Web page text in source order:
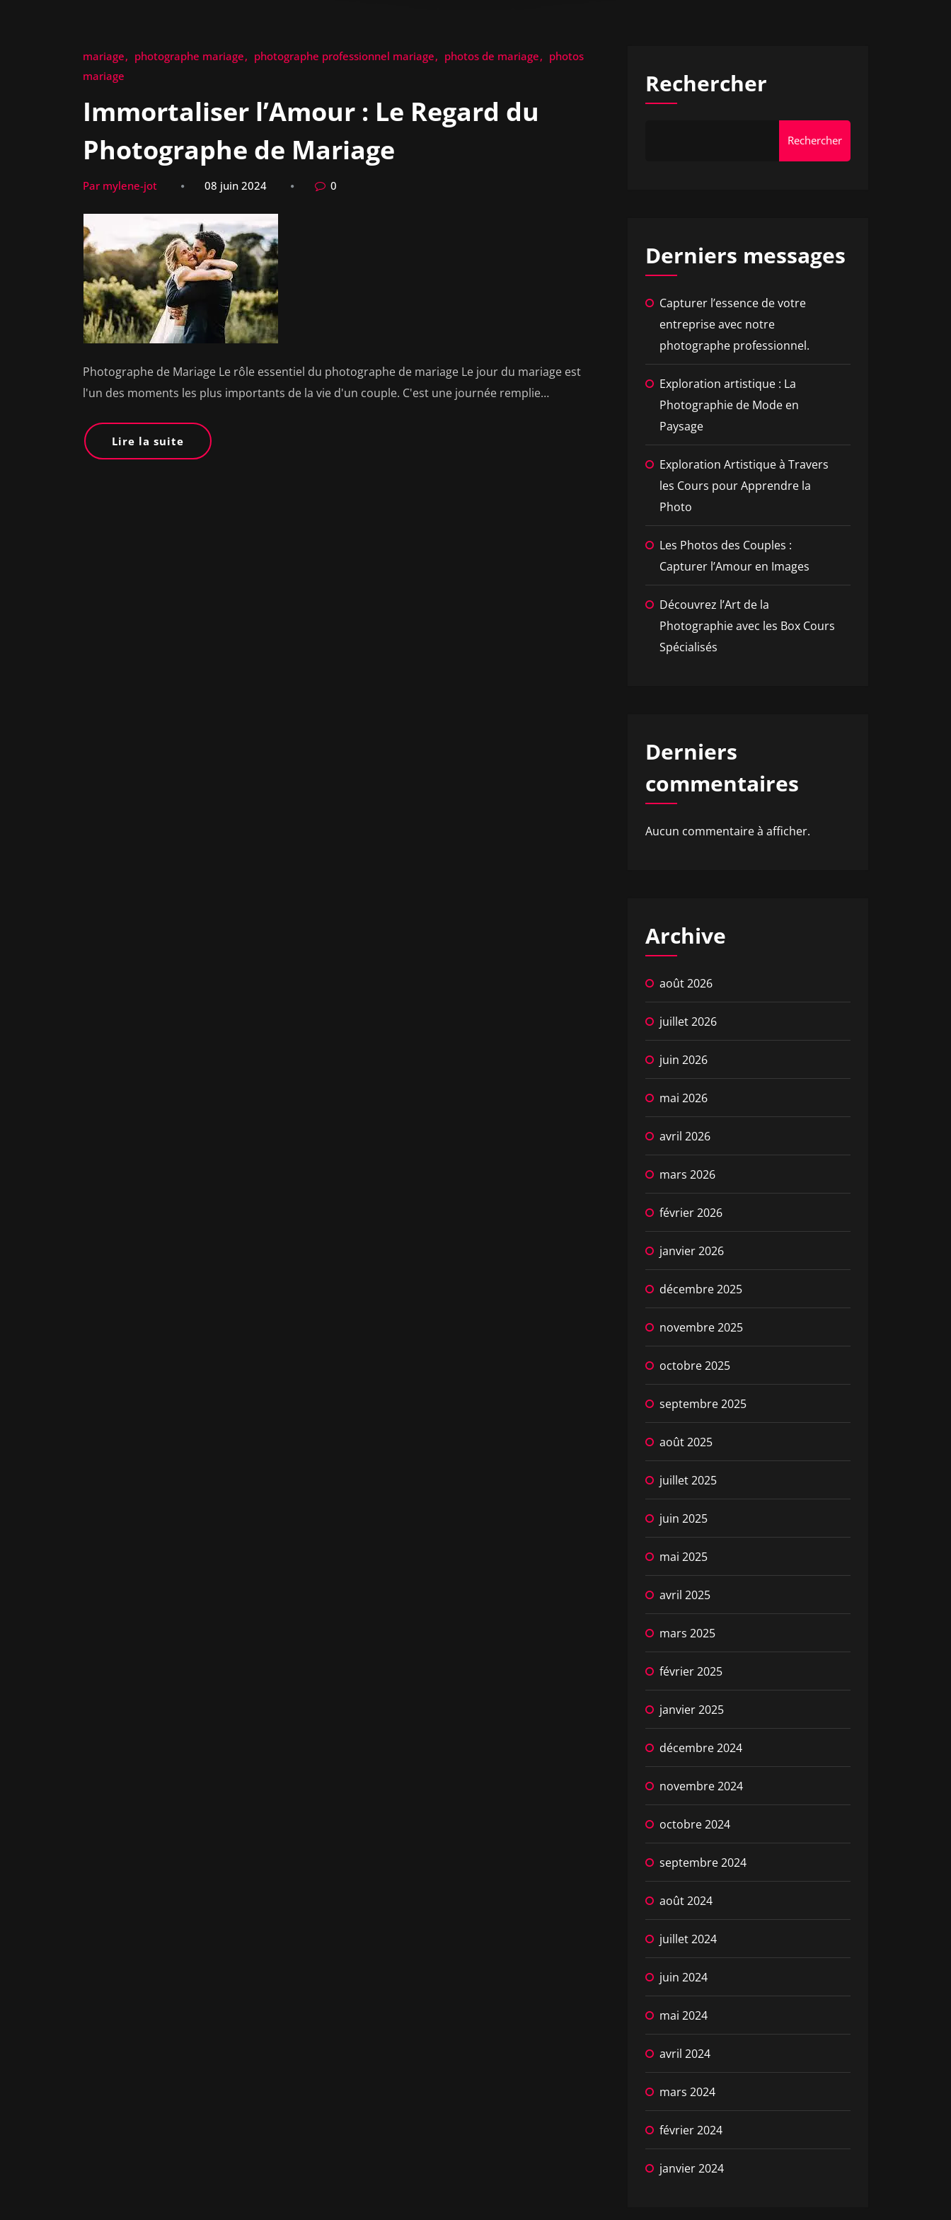
mariage photographe mariage photographe professionnel mariage photos de mariage
photos
mariage
Immortaliser l’Amour : Le Regard du
Photographe de Mariage
Par mylene-jot 08 juin 2024 0
Photographe de Mariage Le rôle essentiel du photographe de mariage Le jour du mariage est
l'un des moments les plus importants de la vie d'un couple. C'est une journée remplie…
Lire la suite
Rechercher
Rechercher
Derniers messages
Capturer l’essence de votre
entreprise avec notre
photographe professionnel.
Exploration artistique : La
Photographie de Mode en
Paysage
Exploration Artistique à Travers
les Cours pour Apprendre la
Photo
Les Photos des Couples :
Capturer l’Amour en Images
Découvrez l’Art de la
Photographie avec les Box Cours
Spécialisés
Derniers
commentaires
Aucun commentaire à afficher.
Archive
août 2026
juillet 2026
juin 2026
mai 2026
avril 2026
mars 2026
février 2026
janvier 2026
décembre 2025
novembre 2025
octobre 2025
septembre 2025
août 2025
juillet 2025
juin 2025
mai 2025
avril 2025
mars 2025
février 2025
janvier 2025
décembre 2024
novembre 2024
octobre 2024
septembre 2024
août 2024
juillet 2024
juin 2024
mai 2024
avril 2024
mars 2024
février 2024
janvier 2024